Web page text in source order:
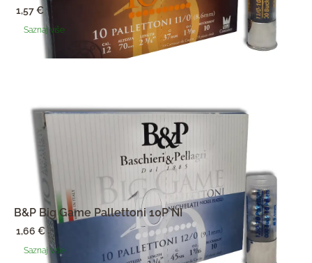
1,57€
Saznaj više
B&P Big Game Pallettoni 10P NI
1,66€
Saznaj više